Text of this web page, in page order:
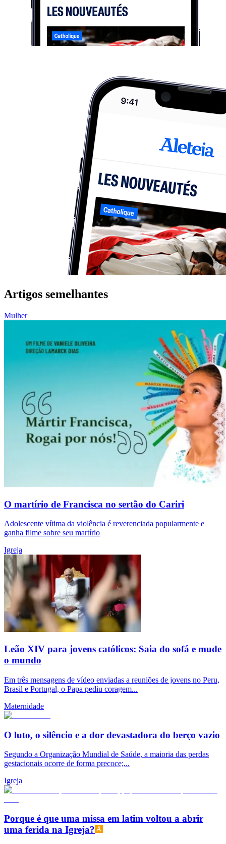
Artigos semelhantes
Mulher
O martírio de Francisca no sertão do Cariri
Adolescente vítima da violência é reverenciada popularmente e
ganha filme sobre seu martírio
Igreja
Leão XIV para jovens católicos: Saia do sofá e mude
o mundo
Em três mensagens de vídeo enviadas a reuniões de jovens no Peru,
Brasil e Portugal, o Papa pediu coragem...
Maternidade
O luto, o silêncio e a dor devastadora do berço vazio
Segundo a Organização Mundial de Saúde, a maioria das perdas
gestacionais ocorre de forma precoce;...
Igreja
Porque é que uma missa em latim voltou a abrir
uma ferida na Igreja?